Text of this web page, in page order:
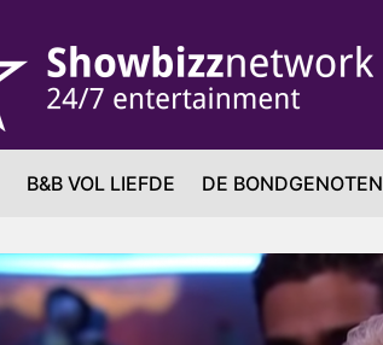
B&B VOL LIEFDE DE BONDGENOTEN